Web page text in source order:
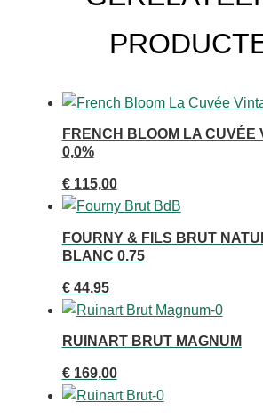
FRENCH BLOOM LA CUVÉE
0,0%
€115,00
FOURNY & FILS BRUT
BLANC 0.75
€44,95
RUINART BRUT MAGNUM
€169,00